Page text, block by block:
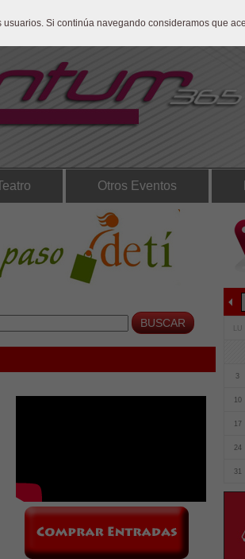
Si continúa navegando consideramos que
Otros Eventos
3
10
17
24
31